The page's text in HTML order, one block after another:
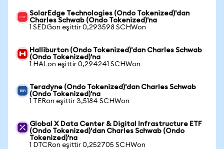
SolarEdge Technologies (Ondo Tokenized)'dan
Charles Schwab (Ondo Tokenized)'na
1 SEDGon eşittir 0,293598 SCHWon
Halliburton (Ondo Tokenized)'dan Charles Schwab
(Ondo Tokenized)'na
1 HALon eşittir 0,294241 SCHWon
Teradyne (Ondo Tokenized)'dan Charles Schwab
(Ondo Tokenized)'na
1 TERon eşittir 3,5184 SCHWon
Global X Data Center & Digital Infrastructure ETF
(Ondo Tokenized)'dan Charles Schwab (Ondo
Tokenized)'na
1 DTCRon eşittir 0,252705 SCHWon